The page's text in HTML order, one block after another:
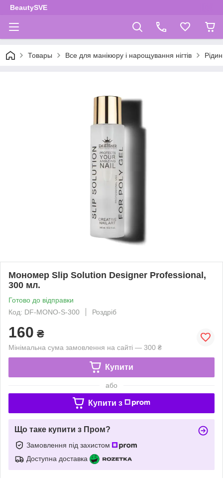
BeautySVE
Товары Все для манікюру і нарощування нігтів
Мономер Slip Solution Designer Professional,
300 мл.
Готово до відправки
Код: DF-MONO-S-300
Роздріб
160 ₴
Мінімальна сума замовлення на сайті — 300 ₴
Купити
або
Купити з
Що таке купити з Пром?
Замовлення під захистом
Доступна доставка